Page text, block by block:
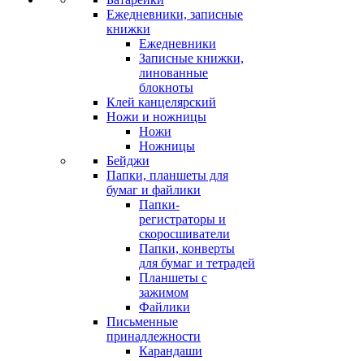
Ежедневники, записные
книжки
Ежедневники
Записные книжки,
линованные
блокноты
Клей канцелярский
Ножи и ножницы
Ножи
Ножницы
Бейджи
Папки, планшеты для
бумаг и файлики
Папки-
регистраторы и
скоросшиватели
Папки, конверты
для бумаг и тетрадей
Планшеты с
зажимом
Файлики
Письменные
принадлежности
Карандаши